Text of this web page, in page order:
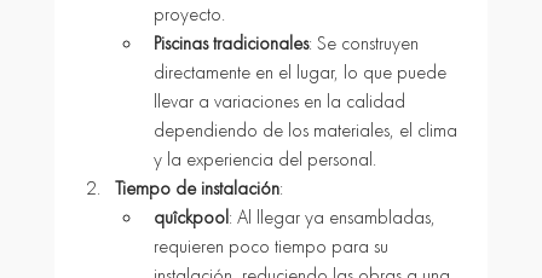
proyecto.
Piscinas tradicionales: Se construyen
directamente en el lugar, lo que puede
llevar a variaciones en la calidad
dependiendo de los materiales, el clima
y la experiencia del personal.
Tiempo de instalación:
quîckpool: Al llegar ya ensambladas,
requieren poco tiempo para su